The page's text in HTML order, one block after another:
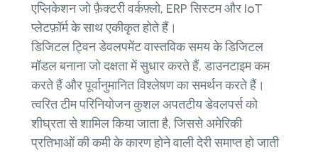
एप्लिकेशन जो फ़ैक्टरी वर्कफ़्लो, ERP सिस्टम और IoT
प्लेटफ़ॉर्म के साथ एकीकृत होते हैं।
डिजिटल ट्विन डेवलपमेंट वास्तविक समय के डिजिटल
मॉडल बनाना जो दक्षता में सुधार करते हैं, डाउनटाइम कम
करते हैं और पूर्वानुमानित विश्लेषण का समर्थन करते हैं।
त्वरित टीम परिनियोजन कुशल अपतटीय डेवलपर्स को
शीघ्रता से शामिल किया जाता है, जिससे अमेरिकी
प्रतिभाओं की कमी के कारण होने वाली देरी समाप्त हो जाती